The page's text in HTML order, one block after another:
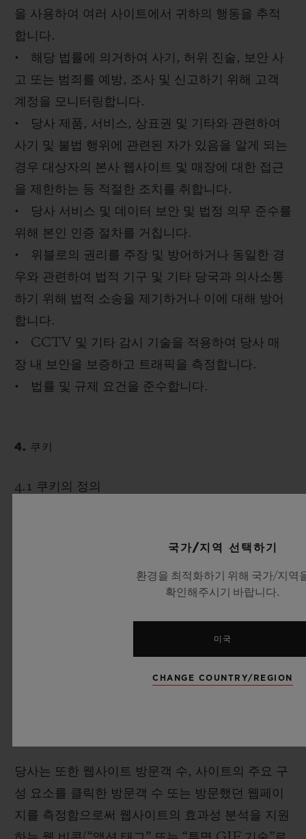
을 사용하여 여러 사이트에서 귀하의 행동을 추적
합니다.
• 해당 법률에 의거하여 사기, 허위 진술, 보안 사
고 또는 범죄를 예방, 조사 및 신고하기 위해 고객
계정을 모니터링합니다.
• 당사 제품, 서비스, 상표권 및 기타와 관련하여
사기 및 불법 행위에 관련된 자가 있음을 알게 되는
경우 대상자의 본사 웹사이트 및 매장에 대한 접근
을 제한하는 등 적절한 조치를 취합니다.
• 당사 서비스 및 데이터 보안 및 법정 의무 준수를
위해 본인 인증 절차를 거칩니다.
• 위블로의 권리를 주장 및 방어하거나 동일한 경
우와 관련하여 법적 기구 및 기타 당국과 의사소통
하기 위해 법적 소송을 제기하거나 이에 대해 방어
합니다.
• CCTV 및 기타 감시 기술을 적용하여 당사 매
장 내 보안을 보증하고 트래픽을 측정합니다.
• 법률 및 규제 요건을 준수합니다.
4. 쿠키
4.1 쿠키의 정의
를 인식하고 귀하의 방문에 대한 정보(예: 설정 언
어, 글꼴 크기 및 기타 설정)를 기억할 수 있습니다.
대부분의 웹 브라우저는 쿠키를 허용하도록 설정되
어 있습니다. 그렇지만 4.3 조항에서 언급되어 있는
것처럼 귀하는 귀하의 브라우저에서 모든 쿠키를
설정 할 수 있습니다. 그러나 쿠키를 허용하지 않을
당사는 또한 웹사이트 방문객 수, 사이트의 주요 구
성 요소를 클릭한 방문객 수 또는 방문했던 웹페이
지를 측정함으로써 웹사이트의 효과성 분석을 지원
국가/지역 선택하기
환경을 최적화하기 위해 국가/지역
확인해주시기 바랍니다.
미국
CHANGE COUNTRY/REGION